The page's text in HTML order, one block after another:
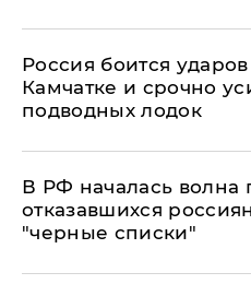
Россия боится
Камчатке и срочно
подводных лодок
​В РФ началась волна
отказавшихся
"черные списки"